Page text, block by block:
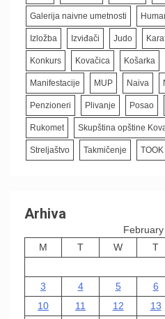
Galerija naivne umetnosti
Izložba Izviđači Judo
Konkurs Kovačica Košarka
Manifestacije MUP Naiva
Penzioneri Plivanje Posao
Rukomet Skupština opštine
Streljaštvo Takmičenje TOOK
Arhiva
M
T W T
3
4 5 6
10
11 12 13